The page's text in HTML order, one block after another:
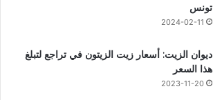
تونس
2024-02-11
ديوان الزيت: أسعار زيت الزيتون في تراجع لتبلغ
هذا السعر
2023-11-20